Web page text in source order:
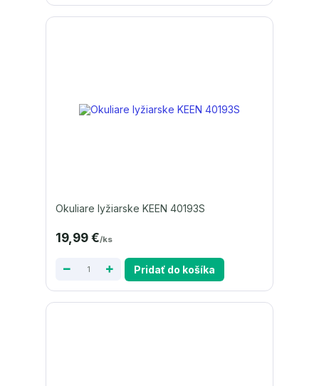
Okuliare lyžiarske KEEN 40193S
19,99 €/ks
Pridať do košíka